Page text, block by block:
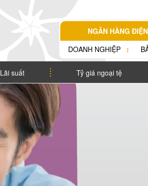
NGÂN HÀNG
DOANH NGHIỆP
Lãi suất Tỷ giá ngoại tệ